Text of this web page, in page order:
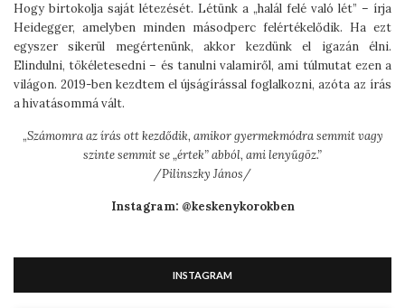
Hogy birtokolja saját létezését. Létünk a „halál felé való lét” – írja
Heidegger, amelyben minden másodperc felértékelődik. Ha ezt
egyszer sikerül megértenünk, akkor kezdünk el igazán élni.
Elindulni, tökéletesedni – és tanulni valamiről, ami túlmutat ezen a
világon. 2019-ben kezdtem el újságírással foglalkozni, azóta az írás
a hivatásommá vált.
„Számomra az írás ott kezdődik, amikor gyermekmódra semmit vagy
szinte semmit se „értek” abból, ami lenyűgöz.”
/Pilinszky János/
Instagram: @keskenykorokben
INSTAGRAM